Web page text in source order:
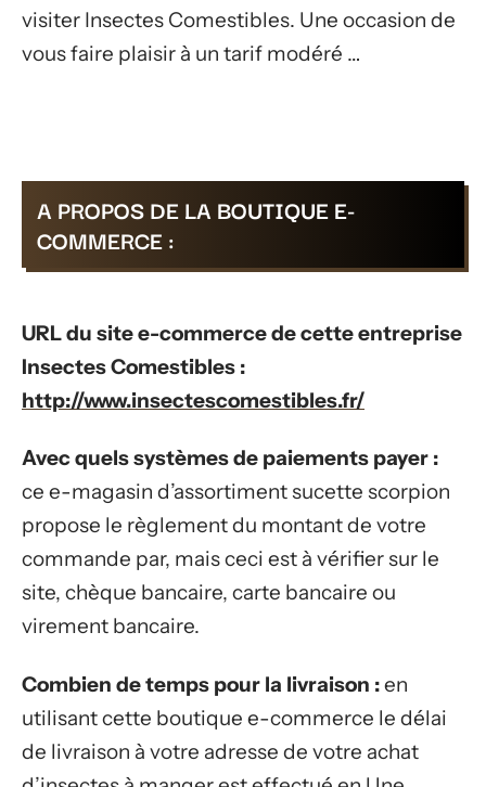
visiter Insectes Comestibles. Une occasion de
vous faire plaisir à un tarif modéré …
A PROPOS DE LA BOUTIQUE E-
COMMERCE :
URL du site e-commerce de cette entreprise
Insectes Comestibles :
http://www.insectescomestibles.fr/
Avec quels systèmes de paiements payer :
ce e-magasin d’assortiment sucette scorpion
propose le règlement du montant de votre
commande par, mais ceci est à vérifier sur le
site, chèque bancaire, carte bancaire ou
virement bancaire.
Combien de temps pour la livraison :en
utilisant cette boutique e-commerce le délai
de livraison à votre adresse de votre achat